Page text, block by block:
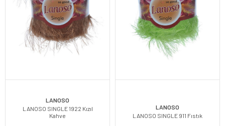
LANOSO
LANOSO SINGLE 1922 Kızıl
Kahve
LANOSO
LANOSO SINGLE 911 Fıstık